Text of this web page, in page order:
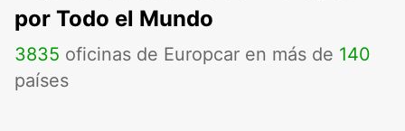
por Todo el Mundo
3835 oficinas de Europcar en más de 140
países